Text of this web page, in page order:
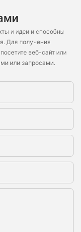
и идеи и способны
Для получения
веб-сайт или
или запросами.